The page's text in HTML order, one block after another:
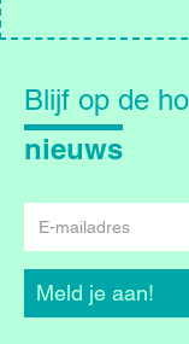
op
de
hoogte
Blijf op de
nieuws
mailadres
Meld je aan!